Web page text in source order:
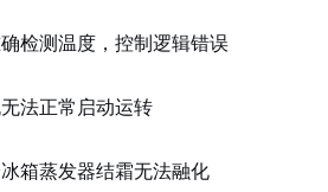
确检测温度，控制逻辑错误
无法正常启动运转
箱蒸发器结霜无法融化